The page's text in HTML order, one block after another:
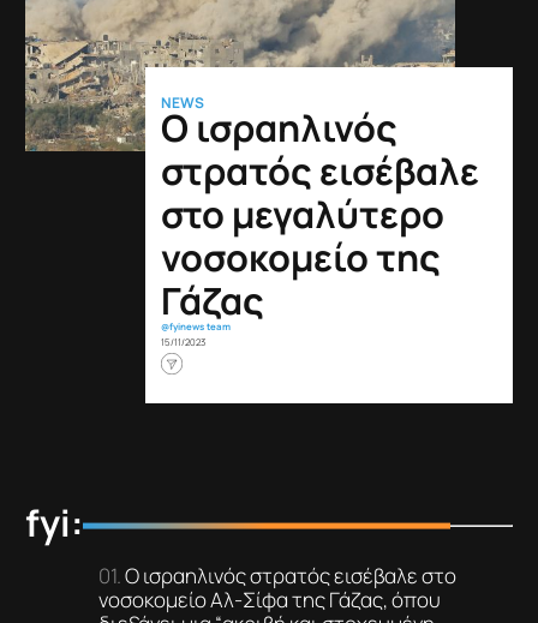
NEWS
Ο ισραηλινός
στρατός εισέβαλε
στο μεγαλύτερο
νοσοκομείο της
Γάζας
@fyinews team
15/11/2023
fyi:
Ο ισραηλινός στρατός εισέβαλε στο
νοσοκομείο Αλ-Σίφα της Γάζας, όπου